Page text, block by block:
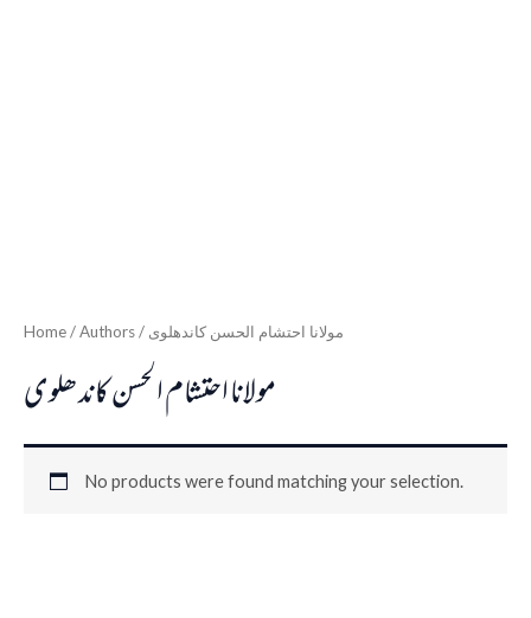
Home / Authors / مولانا احتشام الحسن کاندھلوی
مولانا احتشام الحسن کاندھلوی
No products were found matching your selection.